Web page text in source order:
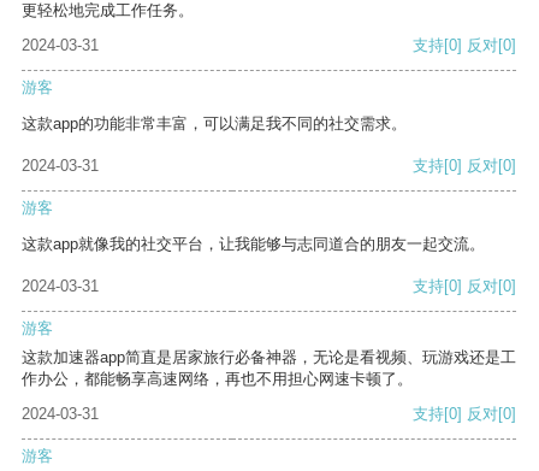
更轻松地完成工作任务。
2024-03-31
支持[0] 反对[0]
游客
这款app的功能非常丰富，可以满足我不同的社交需求。
2024-03-31 支持[0] 反对[0]
游客
这款app就像我的社交平台，让我能够与志同道合的朋友一起交流。
2024-03-31 支持[0] 反对[0]
游客
这款加速器app简直是居家旅行必备神器，无论是看视频、玩游戏还是工
作办公，都能畅享高速网络，再也不用担心网速卡顿了。
2024-03-31
支持[0] 反对[0]
游客